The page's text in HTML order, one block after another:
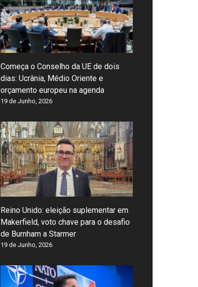
Começa o Conselho da UE de dois
dias: Ucrânia, Médio Oriente e
orçamento europeu na agenda
19 de Junho, 2026
Reino Unido: eleição suplementar em
Makerfield, voto chave para o desafio
de Burnham a Starmer
19 de Junho, 2026